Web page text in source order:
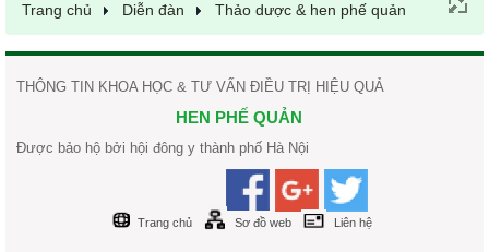
Trang chủ Diễn đàn Thảo dược & hen phế quản
THÔNG TIN KHOA HỌC & TƯ VẤN ĐIỀU TRỊ HIỆU QUẢ
HEN PHẾ QUẢN
Được bảo hộ bởi hội đông y thành phố Hà Nội
Trang chủ Sơ đồ web Liên hệ